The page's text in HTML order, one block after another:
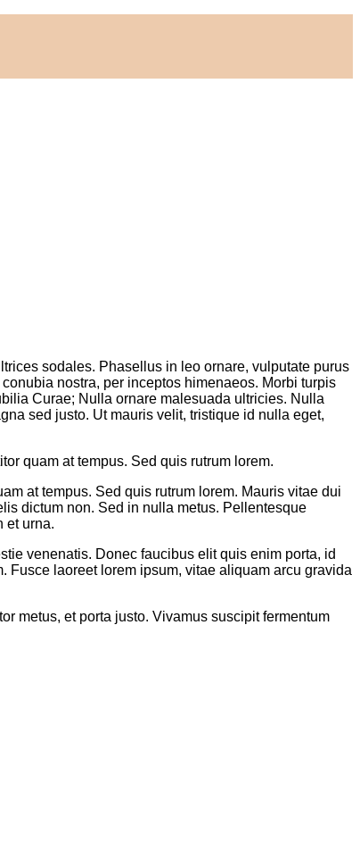
sodales. Phasellus in leo ornare, vulputate purus
nostra, per inceptos himenaeos. Morbi turpis
Curae; Nulla ornare malesuada ultricies. Nulla
sed justo. Ut mauris velit, tristique id nulla eget,
quam at tempus. Sed quis rutrum lorem.
at tempus. Sed quis rutrum lorem. Mauris vitae dui
dictum non. Sed in nulla metus. Pellentesque
et urna.
venenatis. Donec faucibus elit quis enim porta, id
Fusce laoreet lorem ipsum, vitae aliquam arcu gravida
metus, et porta justo. Vivamus suscipit fermentum